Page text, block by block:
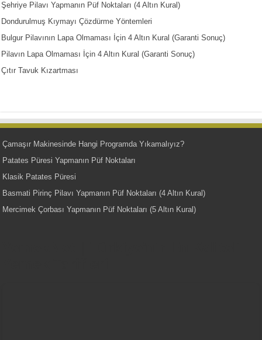
Şehriye Pilavı Yapmanın Püf Noktaları (4 Altın Kural)
Dondurulmuş Kıymayı Çözdürme Yöntemleri
Bulgur Pilavının Lapa Olmaması İçin 4 Altın Kural (Garanti Sonuç)
Pilavın Lapa Olmaması İçin 4 Altın Kural (Garanti Sonuç)
Çıtır Tavuk Kızartması
Çamaşır Makinesinde Hangi Programda Yıkamalıyız?
Patates Püresi Yapmanın Püf Noktaları
Klasik Patates Püresi
Basmati Pirinç Pilavı Yapmanın Püf Noktaları (4 Altın Kural)
Mercimek Çorbası Yapmanın Püf Noktaları (5 Altın Kural)